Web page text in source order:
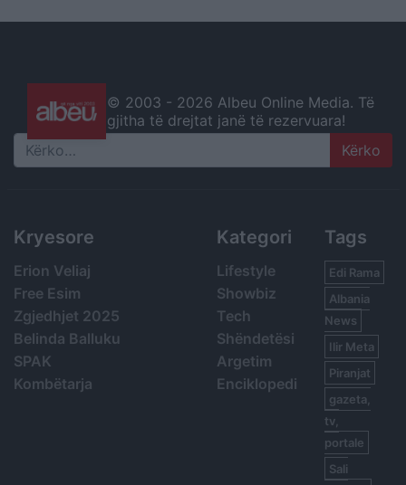
© 2003 - 2026 Albeu Online Media. Të
gjitha të drejtat janë të rezervuara!
Search
Kryesore
Erion Veliaj
Free Esim
Zgjedhjet 2025
Belinda Balluku
SPAK
Kombëtarja
Kategori
Lifestyle
Showbiz
Tech
Shëndetësi
Argetim
Enciklopedi
Tags
Edi Rama
Albania
News
Ilir Meta
Piranjat
gazeta,
tv,
portale
Sali